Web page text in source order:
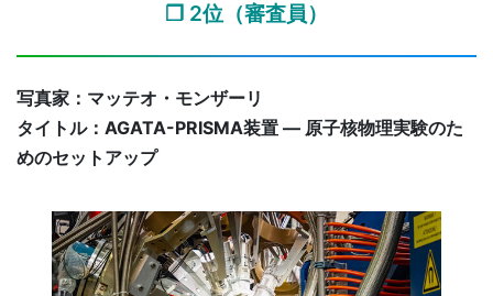
❐ 2位（審査員）
写真家：マッテオ・モンザーリ
タイトル：AGATA-PRISMA装置 ― 原子核物理実験のた
めのセットアップ